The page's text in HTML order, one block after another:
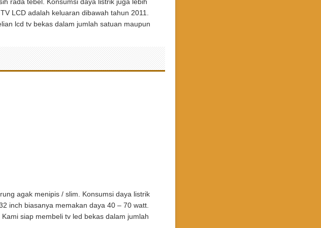
LCD adalah keluaran dibawah tahun 2011.
lcd tv bekas dalam jumlah satuan maupun
agak menipis / slim. Konsumsi daya listrik
inch biasanya memakan daya 40 – 70 watt.
siap membeli tv led bekas dalam jumlah